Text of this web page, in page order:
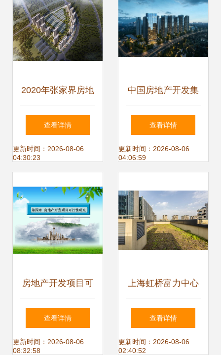
2020年张家界房地
产开发投资增幅跃
居全省第一，物业
查看详情
更新时间：2026-08-06
04:30:23
中国房地产开发集
团的战略定位与发
展路径探析
查看详情
更新时间：2026-08-06
04:06:59
房地产开发项目可
行性研究 决策基石
与核心要素
查看详情
更新时间：2026-08-06
08:32:58
上海虹桥富力中心
全方位展示配套实
景、样板间与物业
查看详情
更新时间：2026-08-06
02:40:52